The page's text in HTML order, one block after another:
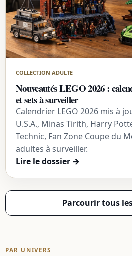
COLLECTION ADULTE
Nouveautés LEGO 2026 :
et sets à surveiller
Calendrier LEGO 2026 mis à
U.S.A., Minas Tirith, Harry
Technic, Fan Zone Coupe du
adultes à surveiller.
Lire le dossier →
Parcourir tous
PAR UNIVERS